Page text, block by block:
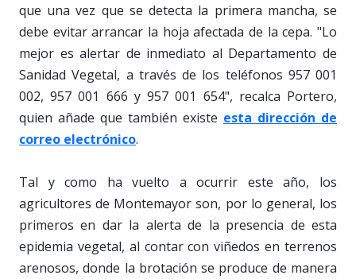
que una vez que se detecta la primera mancha, se
debe evitar arrancar la hoja afectada de la cepa. "Lo
mejor es alertar de inmediato al Departamento de
Sanidad Vegetal, a través de los teléfonos 957 001
002, 957 001 666 y 957 001 654", recalca Portero,
quien añade que también existe esta dirección de
correo electrónico.
Tal y como ha vuelto a ocurrir este año, los
agricultores de Montemayor son, por lo general, los
primeros en dar la alerta de la presencia de esta
epidemia vegetal, al contar con viñedos en terrenos
arenosos, donde la brotación se produce de manera